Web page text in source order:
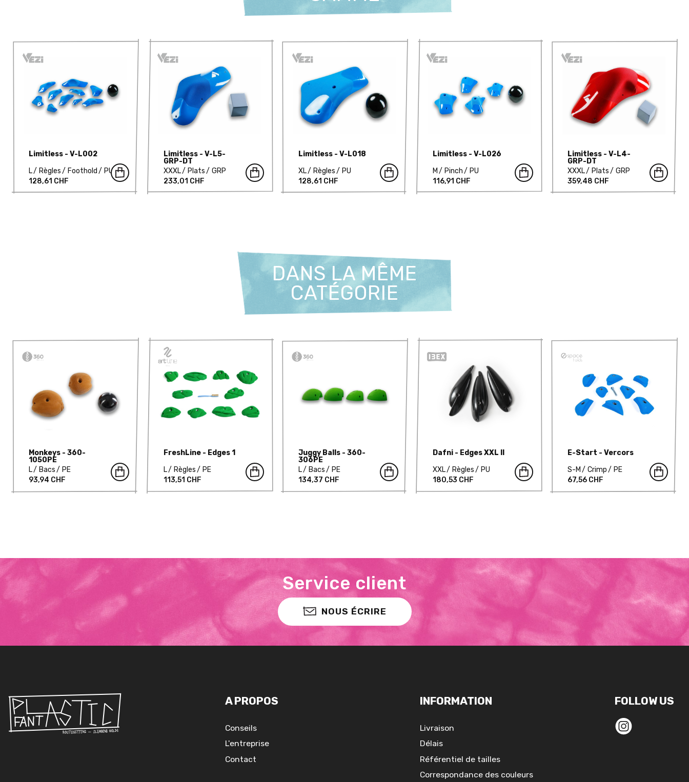
Limitless - V-L002
L
Règles Foothold
PU
128,61 CHF
Limitless - V-L5-
GRP-DT
XXXL
Plats
GRP
233,01 CHF
Limitless - V-L018
XL
Règles
PU
128,61 CHF
Limitless - V-L026
M
Pinch
PU
116,91 CHF
Limitless - V-L4-
GRP-DT
XXXL
Plats
GRP
359,48 CHF
DANS LA MÊME
CATÉGORIE
Monkeys - 360-
1050PE
L
Bacs
PE
93,94 CHF
FreshLine - Edges 1
L
Règles
PE
113,51 CHF
Juggy Balls - 360-
306PE
L
Bacs
PE
134,37 CHF
Dafni - Edges XXL II
XXL
Règles
PU
180,53 CHF
E-Start - Vercors
S-M
Crimp
PE
67,56 CHF
Service client
NOUS ÉCRIRE
A PROPOS
Conseils
L'entreprise
Contact
INFORMATION
Livraison
Délais
Référentiel de tailles
Correspondance des couleurs
FOLLOW US